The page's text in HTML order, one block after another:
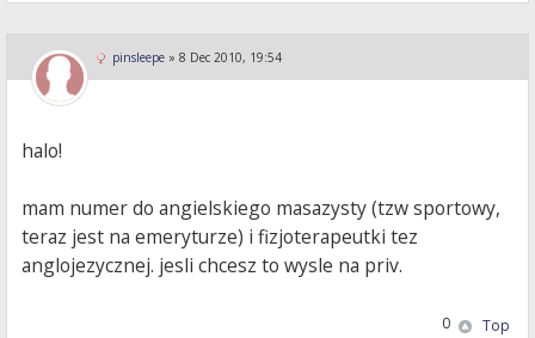
pinsleepe » 8 Dec 2010, 19:54
halo!
mam numer do angielskiego masazysty (tzw sportowy,
teraz jest na emeryturze) i fizjoterapeutki tez
anglojezycznej. jesli chcesz to wysle na priv.
Top
0